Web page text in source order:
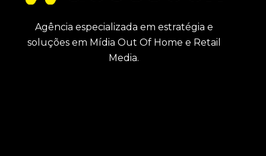
Agência especializada em estratégia e
soluções em Mídia Out Of Home e Retail
Media.